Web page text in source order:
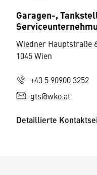
Garagen-,
Wiedner Hauptstraße
1045 Wien
+43 5 90900 3252
gts@wko.at
Detaillierte